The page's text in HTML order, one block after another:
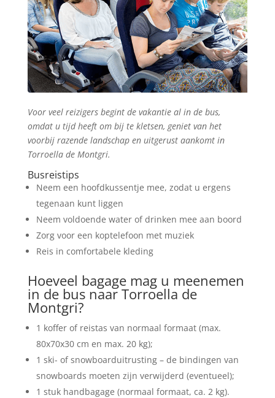
Voor veel reizigers begint de vakantie al in de bus,
omdat u tijd heeft om bij te kletsen, geniet van het
voorbij razende landschap en uitgerust aankomt in
Torroella de Montgri.
Busreistips
Neem een hoofdkussentje mee, zodat u ergens
tegenaan kunt liggen
Neem voldoende water of drinken mee aan boord
Zorg voor een koptelefoon met muziek
Reis in comfortabele kleding
Hoeveel bagage mag u meenemen
in de bus naar Torroella de
Montgri?
1 koffer of reistas van normaal formaat (max.
80x70x30 cm en max. 20 kg);
1 ski- of snowboarduitrusting – de bindingen van
snowboards moeten zijn verwijderd (eventueel);
1 stuk handbagage (normaal formaat, ca. 2 kg).